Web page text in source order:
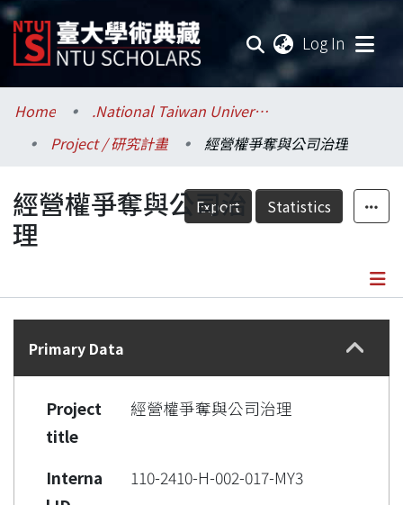
Log In
Communities & Collections
Research Outputs
Fundings & Projects
Researchers
Statistics
Home
.National Taiwan University / 國立臺灣大學
Project / 研究計畫
經營權爭奪與公司治理
Export Statistics
經營權爭奪與公司治
理
Details
Primary Data
Project
title
經營權爭奪與公司治理
Interna
110-2410-H-002-017-MY3